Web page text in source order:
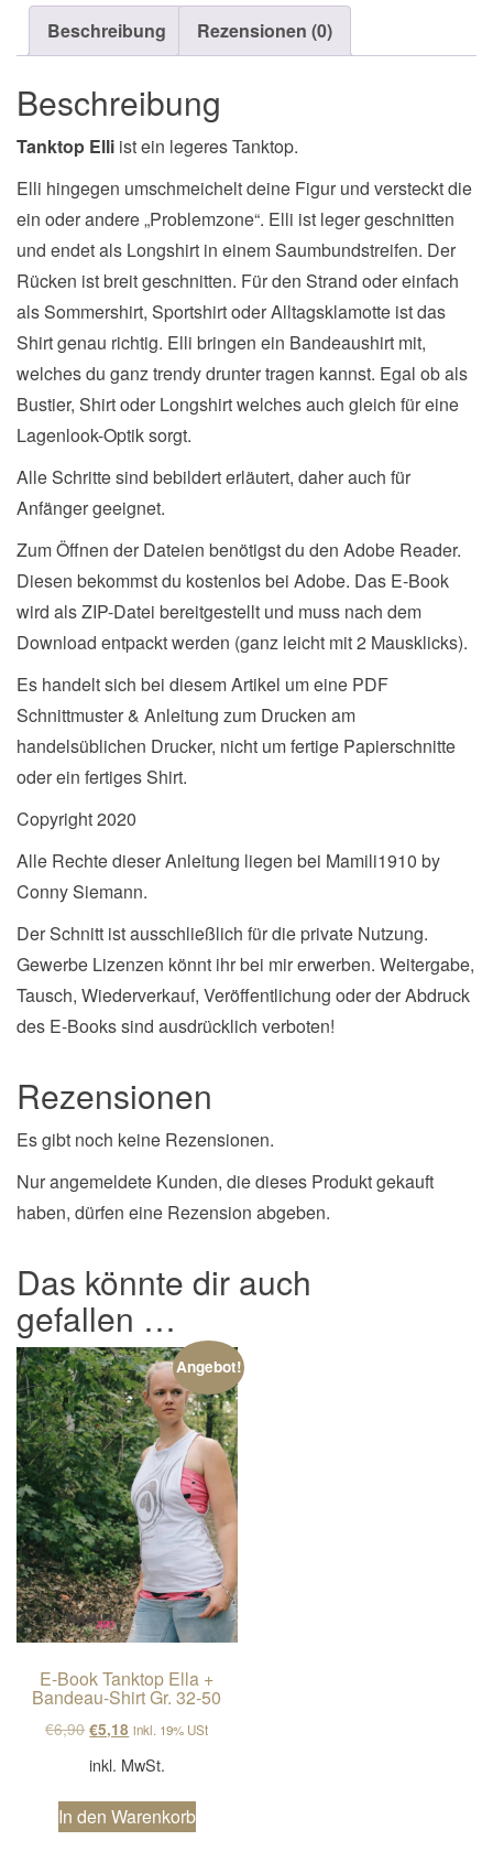
Beschreibung Rezensionen (0)
Beschreibung
Tanktop Elli ist ein legeres Tanktop.
Elli hingegen umschmeichelt deine Figur und versteckt die
ein oder andere „Problemzone“. Elli ist leger geschnitten
und endet als Longshirt in einem Saumbundstreifen. Der
Rücken ist breit geschnitten. Für den Strand oder einfach
als Sommershirt, Sportshirt oder Alltagsklamotte ist das
Shirt genau richtig. Elli bringen ein Bandeaushirt mit,
welches du ganz trendy drunter tragen kannst. Egal ob als
Bustier, Shirt oder Longshirt welches auch gleich für eine
Lagenlook-Optik sorgt.
Alle Schritte sind bebildert erläutert, daher auch für
Anfänger geeignet.
Zum Öffnen der Dateien benötigst du den Adobe Reader.
Diesen bekommst du kostenlos bei Adobe. Das E-Book
wird als ZIP-Datei bereitgestellt und muss nach dem
Download entpackt werden (ganz leicht mit 2 Mausklicks).
Es handelt sich bei diesem Artikel um eine PDF
Schnittmuster & Anleitung zum Drucken am
handelsüblichen Drucker, nicht um fertige Papierschnitte
oder ein fertiges Shirt.
Copyright 2020
Alle Rechte dieser Anleitung liegen bei Mamili1910 by
Conny Siemann.
Der Schnitt ist ausschließlich für die private Nutzung.
Gewerbe Lizenzen könnt ihr bei mir erwerben. Weitergabe,
Tausch, Wiederverkauf, Veröffentlichung oder der Abdruck
des E-Books sind ausdrücklich verboten!
Rezensionen
Es gibt noch keine Rezensionen.
Nur angemeldete Kunden, die dieses Produkt gekauft
haben, dürfen eine Rezension abgeben.
Das könnte dir auch
gefallen …
Angebot!
E-Book Tanktop Ella +
Bandeau-Shirt Gr. 32-50
€6,90Ursprünglicher Preis war: €6,90
€5,18 Aktueller Preis ist: €5,18.
inkl. 19% USt
inkl. MwSt.
In den Warenkorb